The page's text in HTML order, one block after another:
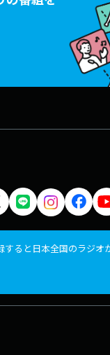
すると日本全国のラジオ